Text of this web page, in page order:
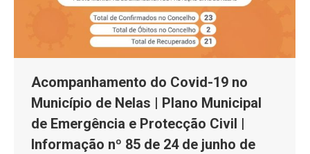
Acompanhamento do Covid-19 no
Município de Nelas | Plano Municipal
de Emergência e Protecção Civil |
Informação nº 85 de 24 de junho de